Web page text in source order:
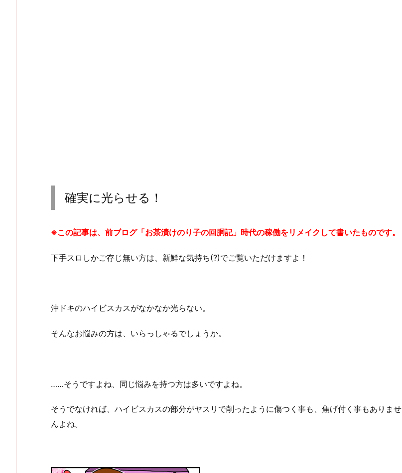
確実に光らせる！
※この記事は、前ブログ「お茶漬けのり子の回胴記」時代の稼働をリメイクして書いたものです。
下手スロしかご存じ無い方は、新鮮な気持ち(?)でご覧いただけますよ！
沖ドキのハイビスカスがなかなか光らない。
そんなお悩みの方は、いらっしゃるでしょうか。
……そうですよね、同じ悩みを持つ方は多いですよね。
そうでなければ、ハイビスカスの部分がヤスリで削ったように傷つく事も、焦げ付く事もありませ
んよね。